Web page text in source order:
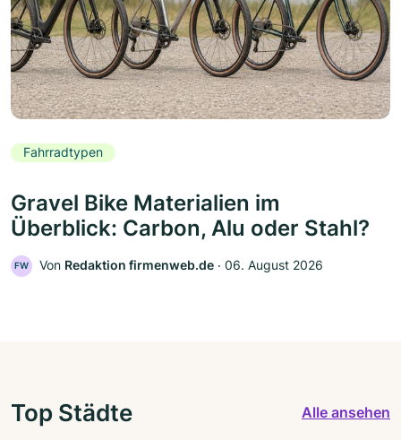
Fahrradtypen
Gravel Bike Materialien im
Überblick: Carbon, Alu oder Stahl?
FW Von Redaktion firmenweb.de ‧ 06. August 2026
Top Städte Alle ansehen